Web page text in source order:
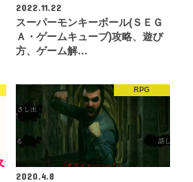
2022.11.22
スーパーモンキーボール(ＳＥＧ
Ａ・ゲームキューブ)攻略、遊び
方、ゲーム解…
RPG
2020.4.8